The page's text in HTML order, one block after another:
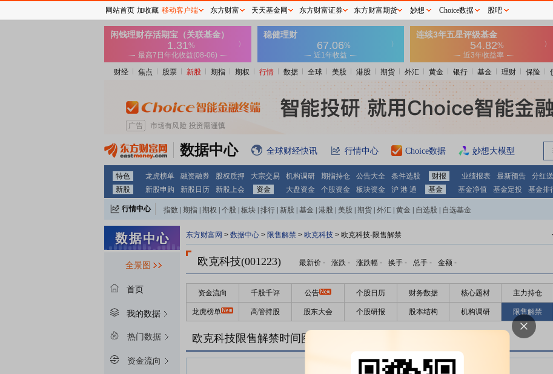
财经 焦点 股票 新股 期指 期权 行情 数据 全球 美股 港股 期货 外汇 黄金 银行 基金 理财 保险
数据中心 全球财经快讯 行情中心 Choice数据 妙想大模型
特色 龙虎榜单 融资融券 股权质押 大宗交易 机构调研 期指持仓 公告大全 条件选股 财报 业绩报表 最新预告 分红
新股
新股申购 新股日历 新股上会 资金 大盘资金 个股资金 板块资金 沪 港 通 基金 基金净值 基金定投 基金排
行情中心 指数 期指 期权 个股 板块 排行 新股 基金 港股 美股 期货 外汇 黄金 自选股 自选基金
全景图
首页
我的数据
热门数据
资金流向
东方财富网 > 数据中心 > 限售解禁 > 欧克科技 > 欧克科技-限售解禁
欧克科技(001223) 最新价 - 涨跌 - 涨跌幅 - 换手 - 总手 - 金额 -
资金流向 千股千评 公告 个股日历 财务数据 核心题材 主力持仓
龙虎榜单 高管持股 股东大会 个股研报 股本结构 机构调研 限售解禁
欧克科技限售解禁时间图
网站首页 加收藏 移动客户端 东方财富 天天基金网 东方财富证券 东方财富期货 妙想 Choice数据 股吧